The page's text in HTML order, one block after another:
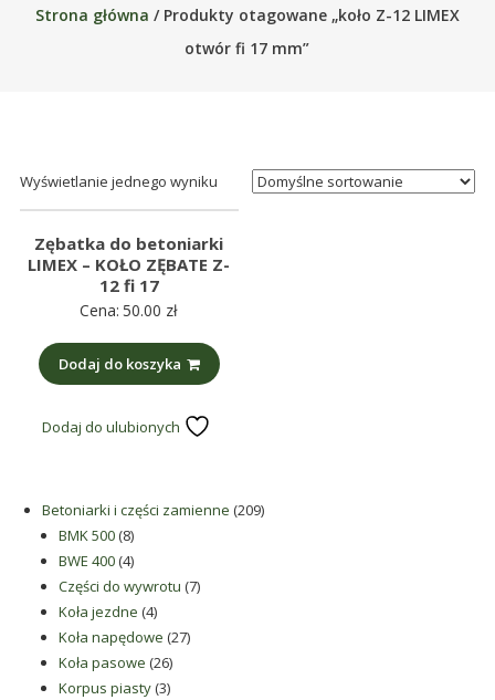
ogrodowe,
Produkujemy
min.:
różnego
rodzaju
betoniarek,
maszyn
także
Strona główna / Produkty otagowane „koło Z-12 LIMEX
otwór fi 17 mm”
Wyświetlanie jednego wyniku
Zębatka do betoniarki
LIMEX – KOŁO ZĘBATE Z-
12 fi 17
Cena: 50.00 zł
Dodaj do koszyka
Dodaj do ulubionych
Betoniarki i części zamienne 209209
BMK 500 88
produktów
BWE 400 44
produkty
Części do wywrotu 77
Koła jezdne 44
produkty
Koła napędowe 2727
Koła pasowe 2626
produktów
Korpus piasty 33